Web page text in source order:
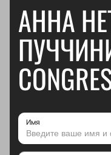
АННА
Имя